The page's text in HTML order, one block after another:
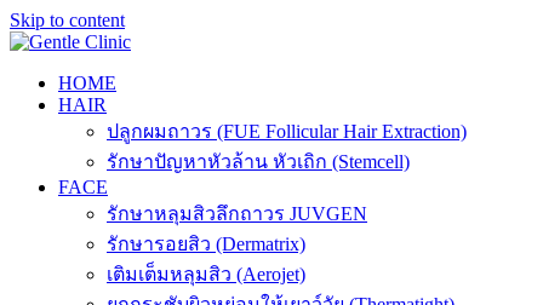
Skip to content
HOME
HAIR
ปลูกผมถาวร (FUE Follicular Hair Extraction)
รักษาปัญหาหัวล้าน หัวเถิก (Stemcell)
FACE
รักษาหลุมสิวลึกถาวร JUVGEN
รักษารอยสิว (Dermatrix)
เติมเต็มหลุมสิว (Aerojet)